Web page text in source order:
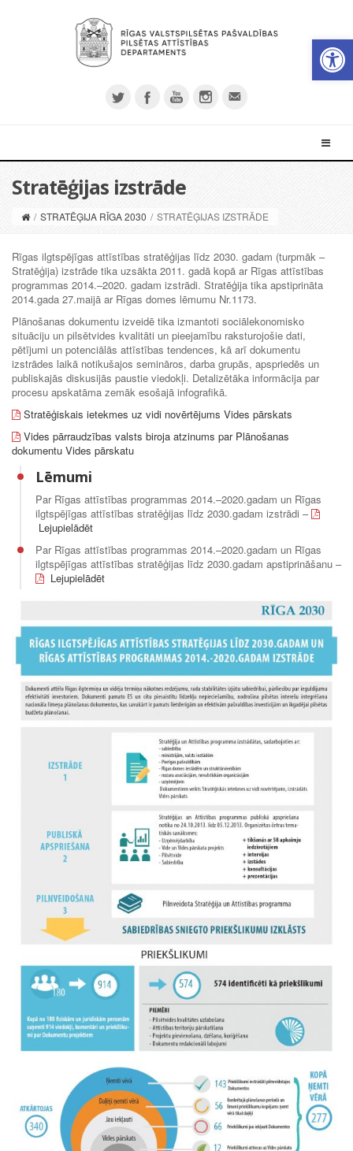
Stratēģijas izstrāde
/ STRATĒĢIJA RĪGA 2030 / STRATĒĢIJAS IZSTRĀDE
Rīgas ilgtspējīgas attīstības stratēģijas līdz 2030. gadam (turpmāk –
Stratēģija) izstrāde tika uzsākta 2011. gadā kopā ar Rīgas attīstības
programmas 2014.–2020. gadam izstrādi. Stratēģija tika apstiprināta
2014.gada 27.maijā ar Rīgas domes lēmumu Nr.1173.
Plānošanas dokumentu izveidē tika izmantoti sociālekonomisko
situāciju un pilsētvides kvalitāti un pieejamību raksturojošie dati,
pētījumi un potenciālās attīstības tendences, kā arī dokumentu
izstrādes laikā notikušajos semināros, darba grupās, apspriedēs un
publiskajās diskusijās paustie viedokļi. Detalizētāka informācija par
procesu apskatāma zemāk esošajā infografikā.
Stratēģiskais ietekmes uz vidi novērtējums Vides pārskats
Vides pārraudzības valsts biroja atzinums par Plānošanas
dokumentu Vides pārskatu
Lēmumi
Par Rīgas attīstības programmas 2014.–2020.gadam un Rīgas
ilgtspējīgas attīstības stratēģijas līdz 2030.gadam izstrādi –
Lejupielādēt
Par Rīgas attīstības programmas 2014.–2020.gadam un Rīgas
ilgtspējīgas attīstības stratēģijas līdz 2030.gadam apstiprināšanu –
Lejupielādēt